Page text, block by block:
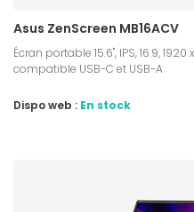
Asus ZenScreen MB16ACV
Écran portable 15.6", IPS, 16:9,
compatible USB-C et USB-A
Dispo web : En stock